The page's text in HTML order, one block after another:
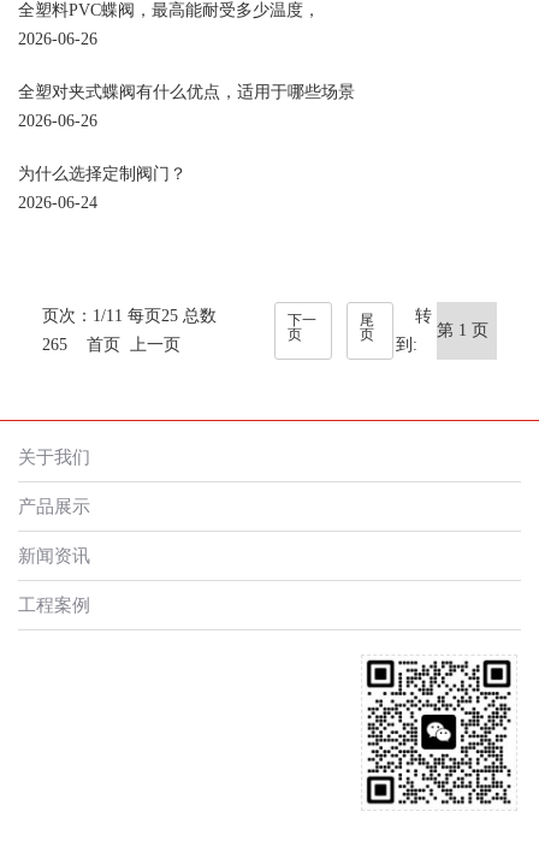
全塑料PVC蝶阀，最高能耐受多少温度，
2026-06-26
全塑对夹式蝶阀有什么优点，适用于哪些场景
2026-06-26
为什么选择定制阀门？
2026-06-24
页次：1/11 每页25 总数
265 首页 上一页
下一
页
尾
页
转
到:
关于我们
产品展示
新闻资讯
工程案例